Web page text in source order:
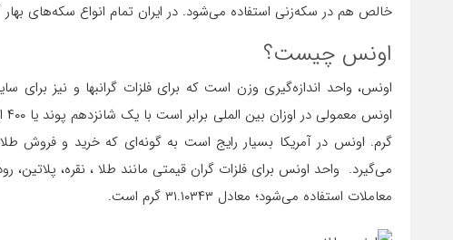
خالص هم در سکه‌زنی استفاده می‌شود. در ایران تمام انواع سکه‌های بهار آزادی با عیار ۲۱٫۶
اونس چیست؟
گرم. اونس در آمریکا بسیار رایج است به گونه‌ای که خرید و فروش
می‌گیرد. واحد اونس برای فلزات گران قیمتی مانند طلا ، نقره، پلاتین،
معاملات استفاده می‌شود؛ معادل ۳۱.۱۰۳۴۳ گرم است.